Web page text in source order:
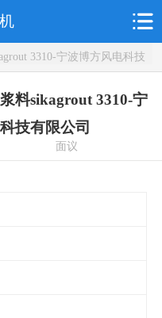
3310-宁波博方风电科技
料sikagrout 3310-宁
技有限公司
面议